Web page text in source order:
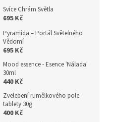
Svíce Chrám Světla
695 Kč
Pyramida – Portál Světelného
Vědomí
695 Kč
Mood essence - Esence 'Nálada'
30ml
440 Kč
Zvelebení rumělkového pole -
tablety 30g
400 Kč